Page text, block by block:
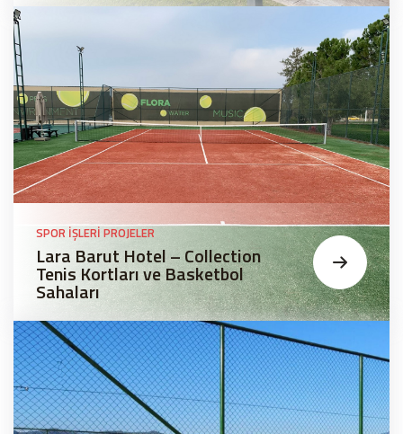
SPOR İŞLERI PROJELER
Lara Barut Hotel – Collection
Tenis Kortları ve Basketbol
Sahaları